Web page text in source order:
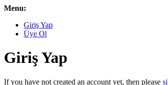
Menu:
Giriş Yap
Üye Ol
Giriş Yap
If you have not created an account yet, then please